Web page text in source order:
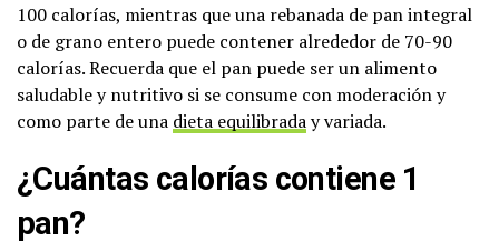
100 calorías, mientras que una rebanada de pan integral
o de grano entero puede contener alrededor de 70-90
calorías. Recuerda que el pan puede ser un alimento
saludable y nutritivo si se consume con moderación y
como parte de una dieta equilibraday variada.
¿Cuántas calorías contiene 1
pan?